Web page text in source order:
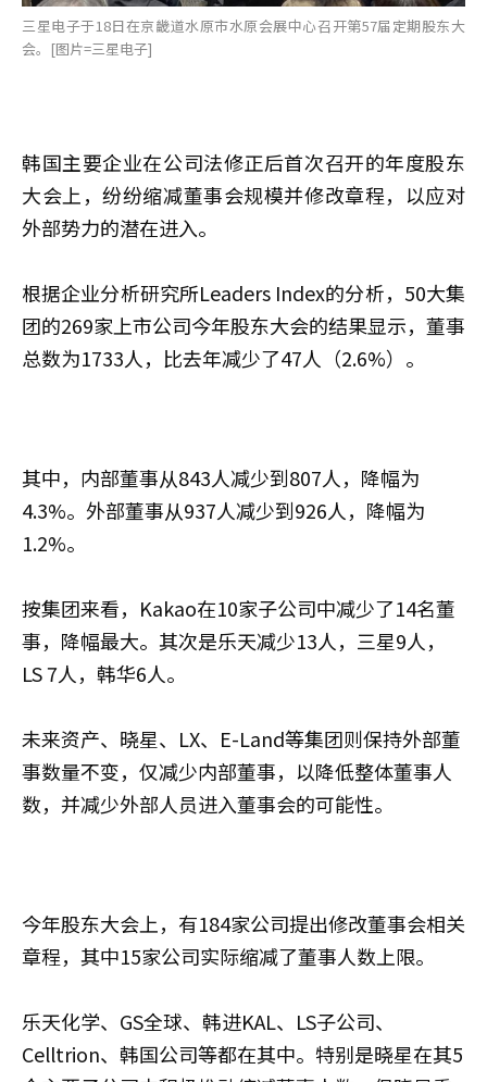
三星电子于18日在京畿道水原市水原会展中心召开第57届定期股东大
会。[图片=三星电子]
韩国主要企业在公司法修正后首次召开的年度股东
大会上，纷纷缩减董事会规模并修改章程，以应对
外部势力的潜在进入。
根据企业分析研究所Leaders Index的分析，50大集
团的269家上市公司今年股东大会的结果显示，董事
总数为1733人，比去年减少了47人（2.6%）。
其中，内部董事从843人减少到807人，降幅为
4.3%。外部董事从937人减少到926人，降幅为
1.2%。
按集团来看，Kakao在10家子公司中减少了14名董
事，降幅最大。其次是乐天减少13人，三星9人，
LS 7人，韩华6人。
未来资产、晓星、LX、E-Land等集团则保持外部董
事数量不变，仅减少内部董事，以降低整体董事人
数，并减少外部人员进入董事会的可能性。
今年股东大会上，有184家公司提出修改董事会相关
章程，其中15家公司实际缩减了董事人数上限。
乐天化学、GS全球、韩进KAL、LS子公司、
Celltrion、韩国公司等都在其中。特别是晓星在其5